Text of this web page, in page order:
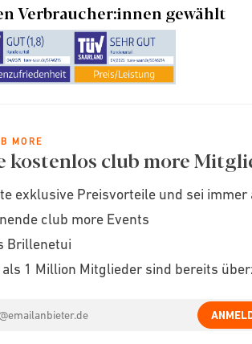
Verbraucher:innen gewählt
MORE
kostenlos club more
exklusive Preisvorteile und sei
club more Events
Brillenetui
als 1 Million Mitglieder sind bereits